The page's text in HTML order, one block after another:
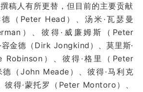
稿人有所更替，但目前的主要贡献
（Peter Head）、汤米·瓦瑟曼
）、彼得·威廉姆斯（Peter
金德（Dirk Jongkind）、莫里斯·
Robinson）、彼得·格里（Peter
德（John Meade）、彼得·马利克
彼得·蒙托罗（Peter Montoro）、